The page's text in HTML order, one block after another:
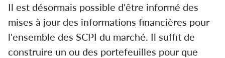
Il est désormais possible d'être informé des
mises à jour des informations financières pour
l'ensemble des SCPI du marché. Il suffit de
construire un ou des portefeuilles pour que